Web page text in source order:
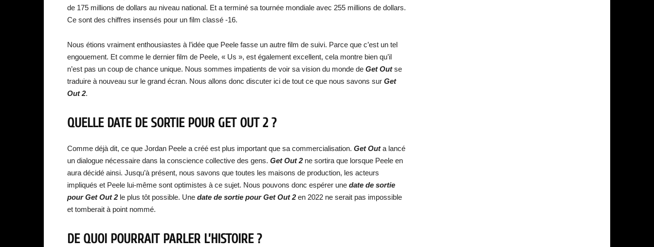
de 175 millions de dollars au niveau national. Et a terminé sa tournée mondiale avec 255 millions de dollars.
Ce sont des chiffres insensés pour un film classé -16.
Nous étions vraiment enthousiastes à l’idée que Peele fasse un autre film de suivi. Parce que c’est un tel
engouement. Et comme le dernier film de Peele, « Us », est également excellent, cela montre bien qu’il
n’est pas un coup de chance unique. Nous sommes impatients de voir sa vision du monde de Get Outse
traduire à nouveau sur le grand écran. Nous allons donc discuter ici de tout ce que nous savons sur Get
Out 2.
QUELLE DATE DE SORTIE POUR GET OUT 2 ?
Comme déjà dit, ce que Jordan Peele a créé est plus important que sa commercialisation. Get Outa lancé
un dialogue nécessaire dans la conscience collective des gens. Get Out 2ne sortira que lorsque Peele en
aura décidé ainsi. Jusqu’à présent, nous savons que toutes les maisons de production, les acteurs
impliqués et Peele lui-même sont optimistes à ce sujet. Nous pouvons donc espérer une date de sortie
pour Get Out 2 le plus tôt possible. Une date de sortie pour Get Out 2en 2022 ne serait pas impossible
et tomberait à point nommé.
DE QUOI POURRAIT PARLER L’HISTOIRE ?